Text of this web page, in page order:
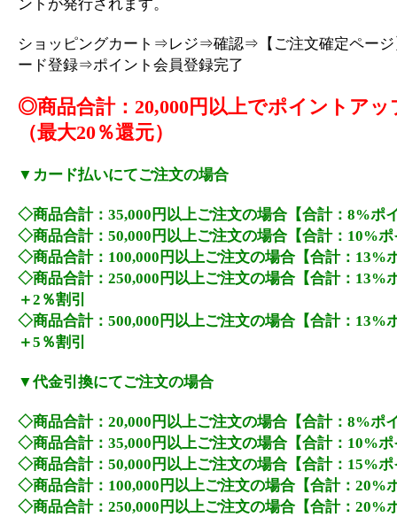
ントが発行されます。
ショッピングカート⇒レジ⇒確認⇒【ご注文確定ページ
ード登録⇒ポイント会員登録完了
◎商品合計：20,000円以上でポイントアッ
（最大20％還元）
▼カード払いにてご注文の場合
◇商品合計：35,000円以上ご注文の場合【合計：8%ポ
◇商品合計：50,000円以上ご注文の場合【合計：10%
◇商品合計：100,000円以上ご注文の場合【合計：13%
◇商品合計：250,000円以上ご注文の場合【合計：13%
＋2％割引
◇商品合計：500,000円以上ご注文の場合【合計：13%
＋5％割引
▼代金引換にてご注文の場合
◇商品合計：20,000円以上ご注文の場合【合計：8%ポ
◇商品合計：35,000円以上ご注文の場合【合計：10%
◇商品合計：50,000円以上ご注文の場合【合計：15%
◇商品合計：100,000円以上ご注文の場合【合計：20%
◇商品合計：250,000円以上ご注文の場合【合計：20%